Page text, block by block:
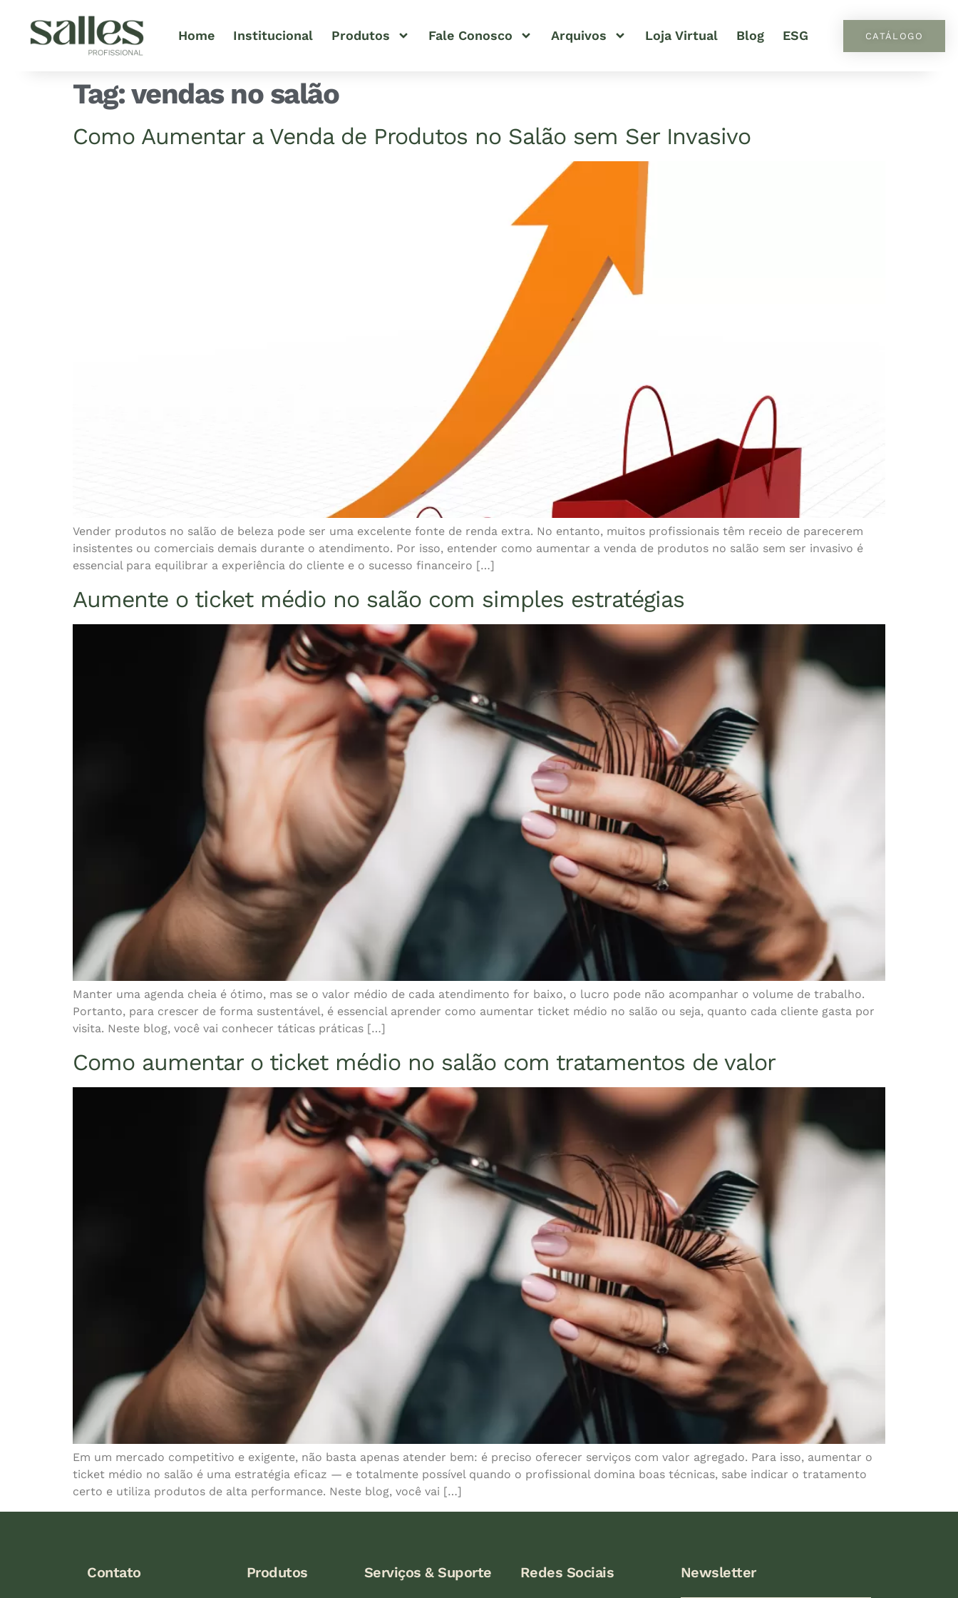
Home Institucional Produtos Fale Conosco Arquivos Loja Virtual Blog ESG CATÁLOGO
Tag:vendas no salão
Como Aumentar a Venda de Produtos no Salão sem Ser Invasivo
Vender produtos no salão de beleza pode ser uma excelente fonte de renda extra. No entanto, muitos profissionais têm receio de parecerem
insistentes ou comerciais demais durante o atendimento. Por isso, entender como aumentar a venda de produtos no salão sem ser invasivo é
essencial para equilibrar a experiência do cliente e o sucesso financeiro […]
Aumente o ticket médio no salão com simples estratégias
Manter uma agenda cheia é ótimo, mas se o valor médio de cada atendimento for baixo, o lucro pode não acompanhar o volume de trabalho.
Portanto, para crescer de forma sustentável, é essencial aprender como aumentar ticket médio no salão ou seja, quanto cada cliente gasta por
visita. Neste blog, você vai conhecer táticas práticas […]
Como aumentar o ticket médio no salão com tratamentos de valor
Em um mercado competitivo e exigente, não basta apenas atender bem: é preciso oferecer serviços com valor agregado. Para isso, aumentar o
ticket médio no salão é uma estratégia eficaz — e totalmente possível quando o profissional domina boas técnicas, sabe indicar o tratamento
certo e utiliza produtos de alta performance. Neste blog, você vai […]
Contato Produtos Serviços & Suporte Redes Sociais Newsletter